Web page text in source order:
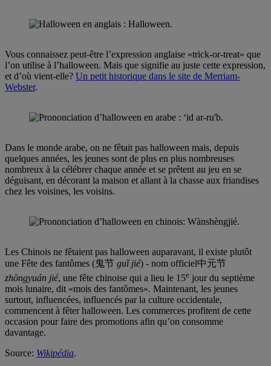
Vous connaissez peut-être l’expression anglaise «trick-or-treat» que
l’on utilise à l’halloween. Mais que signifie au juste cette expression,
et d’où vient-elle? Un petit historique dans le site de Merriam-
Webster.
Dans le monde arabe, on ne fêtait pas halloween mais, depuis
quelques années, les jeunes sont de plus en plus nombreuses
nombreux à la célébrer chaque année et se prêtent au jeu en se
déguisant, en décorant la maison et allant à la chasse aux friandises
chez les voisines, les voisins.
Les Chinois ne fêtaient pas halloween auparavant, il existe plutôt
une Fête des fantômes (鬼节 guǐ jié) - nom officiel中元节
zhōngyuán jié, une fête chinoise qui a lieu le 15e jour du septième
mois lunaire, dit «mois des fantômes». Maintenant, les jeunes
surtout, influencées, influencés par la culture occidentale,
commencent à fêter halloween. Les commerces profitent de cette
occasion pour faire des promotions afin qu’on consomme
davantage.
Source: Wikipédia.